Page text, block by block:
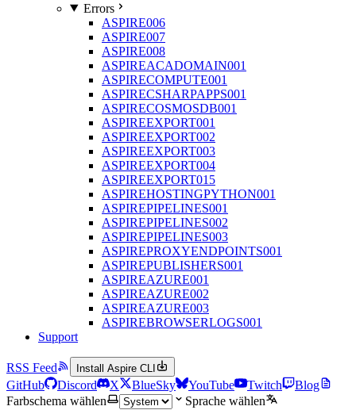
Errors
ASPIRE006
ASPIRE007
ASPIRE008
ASPIREACADOMAIN001
ASPIRECOMPUTE001
ASPIRECSHARPAPPS001
ASPIRECOSMOSDB001
ASPIREEXPORT001
ASPIREEXPORT002
ASPIREEXPORT003
ASPIREEXPORT004
ASPIREEXPORT015
ASPIREHOSTINGPYTHON001
ASPIREPIPELINES001
ASPIREPIPELINES002
ASPIREPIPELINES003
ASPIREPROXYENDPOINTS001
ASPIREPUBLISHERS001
ASPIREAZURE001
ASPIREAZURE002
ASPIREAZURE003
ASPIREBROWSERLOGS001
Support
RSS Feed Install Aspire CLI
GitHub Discord X BlueSky YouTube Twitch
Blog
Farbschema wählen
Sprache wählen